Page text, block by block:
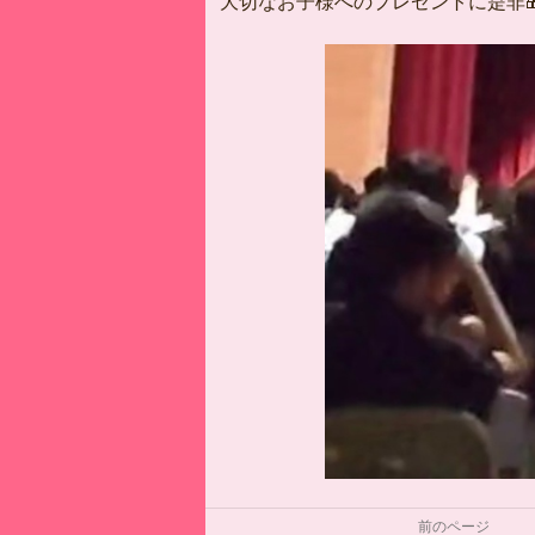
前のページ